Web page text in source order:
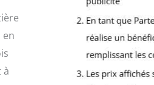
en
à